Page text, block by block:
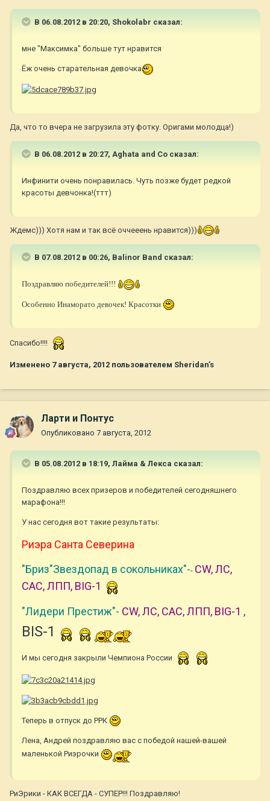
В 06.08.2012 в 20:20, Shokolabr сказал:
мне "Максимка" больше тут нравится
Ёж очень старательная девочка
Да, что то вчера не загрузила эту фотку. Оригами молодца!)
В 06.08.2012 в 20:27, Aghata and Co сказал:
Инфинити очень понравилась. Чуть позже будет редкой
красоты девчонка!(ттт)
Ждемс))) Хотя нам и так всё оччееень нравится)))
В 07.08.2012 в 00:26, Balinor Band сказал:
Поздравляю победителей!!!
Особенно Инаморато девочек! Красотки
Спасибо!!!!
Изменено 7 августа, 2012 пользователем Sheridan’s
Ларти и Понтус
Опубликовано 7 августа, 2012
В 05.08.2012 в 18:19, Лайма & Лекса сказал:
Поздравляю всех призеров и победителей сегодняшнего
марафона!!!
У нас сегодня вот такие результаты:
Риэра Санта Северина
"Бриз"Звездопад в сокольниках"-- CW, ЛС,
САС, ЛПП, BIG-1
"Лидери Престиж"- CW, ЛС, САС, ЛПП, BIG-1 ,
BIS-1
И мы сегодня закрыли Чемпиона России
Теперь в отпуск до РРК
Лена, Андрей поздравляю вас с победой нашей-вашей
маленькой Риэрочки
РиЭрики - КАК ВСЕГДА - СУПЕР!!! Поздравляю!